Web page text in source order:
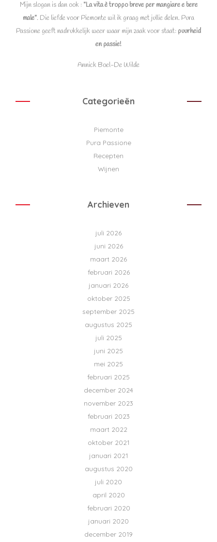
Mijn slogan is dan ook : ”La vita è troppo breve per mangiare e bere
male”. Die liefde voor Piemonte wil ik graag met jullie delen. Pura
Passione geeft nadrukkelijk weer waar mijn zaak voor staat: puurheid
en passie!
Annick Boel-De Wilde
Categorieën
Piemonte
Pura Passione
Recepten
Wijnen
Archieven
juli 2026
juni 2026
maart 2026
februari 2026
januari 2026
oktober 2025
september 2025
augustus 2025
juli 2025
juni 2025
mei 2025
februari 2025
december 2024
november 2023
februari 2023
maart 2022
oktober 2021
januari 2021
augustus 2020
juli 2020
april 2020
februari 2020
januari 2020
december 2019